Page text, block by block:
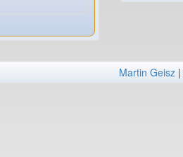
Martin Geisz |